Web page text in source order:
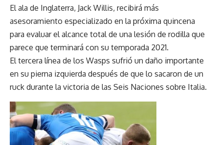
El ala de Inglaterra, Jack Willis, recibirá más
asesoramiento especializado en la próxima quincena
para evaluar el alcance total de una lesión de rodilla que
parece que terminará con su temporada 2021.
El tercera línea de los Wasps sufrió un daño importante
en su pierna izquierda después de que lo sacaron de un
ruck durante la victoria de las Seis Naciones sobre Italia.